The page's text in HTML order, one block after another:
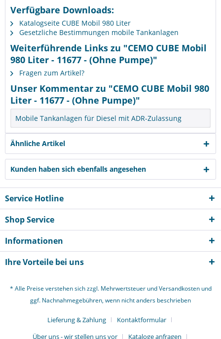
Verfügbare Downloads:
Katalogseite CUBE Mobil 980 Liter
Gesetzliche Bestimmungen mobile Tankanlagen
Weiterführende Links zu "CEMO CUBE Mobil
980 Liter - 11677 - (Ohne Pumpe)"
Fragen zum Artikel?
Unser Kommentar zu "CEMO CUBE Mobil 980
Liter - 11677 - (Ohne Pumpe)"
Mobile Tankanlagen für Diesel mit ADR-Zulassung
Ähnliche Artikel
Kunden haben sich ebenfalls angesehen
Service Hotline
Shop Service
Informationen
Ihre Vorteile bei uns
* Alle Preise verstehen sich zzgl. Mehrwertsteuer undVersandkostenund
ggf. Nachnahmegebühren, wenn nicht anders beschrieben
Lieferung & Zahlung
Kontaktformular
Über uns - wir stellen uns vor
Kataloge anfragen